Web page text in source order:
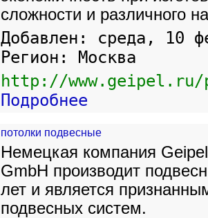
сложности и различного
Добавлен: среда, 10
Регион: Москва
http://
Подробнее
потолки подвесные
Немецкая компания
GmbH производит
лет и является
подвесных систем.